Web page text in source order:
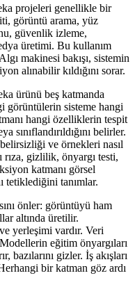
projeleri genellikle bir
görüntü arama, yüz
güvenlik izleme,
üretimi. Bu kullanım
makinesi bakışı, sistemin
alınabilir kıldığını sorar.
ürünü beş katmanda
görüntülerin sisteme hangi
hangi özelliklerin tespit
belirler.
belirsizliği ve örnekleri nasıl
rıza, gizlilik, önyargı testi,
katmanı görsel
tetiklediğini tanımlar.
önler: görüntüyü ham
altında üretilir.
yerleşimi vardır. Veri
eğitim önyargıları
bazılarını gizler. İş akışları
bir katman göz ardı